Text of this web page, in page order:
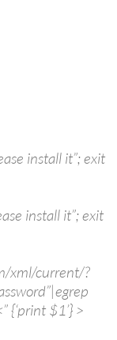
install it”; exit
install it”; exit
xml/current/?
{‘print $1’} >